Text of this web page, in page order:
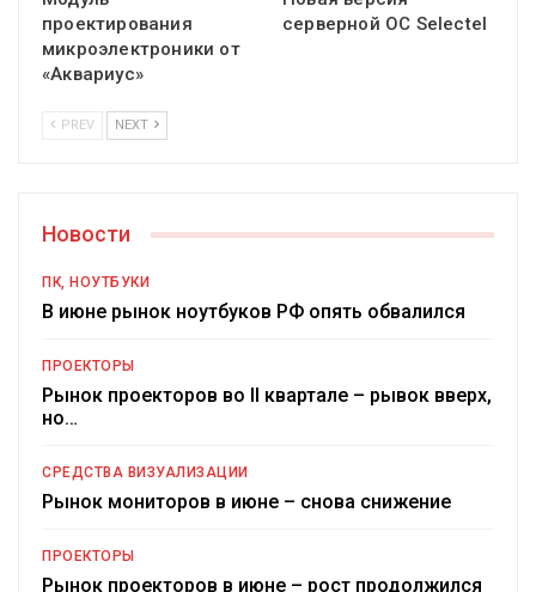
проектирования
микроэлектроники от
«Аквариус»
серверной ОС Selectel
PREV NEXT
Новости
ПК, НОУТБУКИ
В июне рынок ноутбуков РФ опять обвалился
ПРОЕКТОРЫ
Рынок проекторов во II квартале – рывок вверх,
но…
СРЕДСТВА ВИЗУАЛИЗАЦИИ
Рынок мониторов в июне – снова снижение
ПРОЕКТОРЫ
Рынок проекторов в июне – рост продолжился